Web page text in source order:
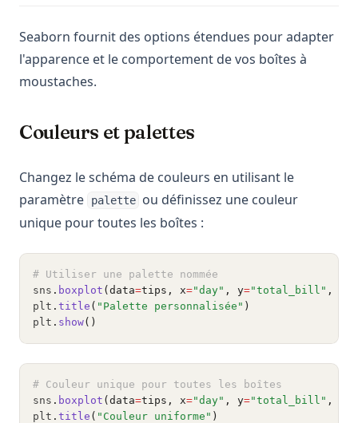
Seaborn fournit des options étendues pour adapter
l'apparence et le comportement de vos boîtes à
moustaches.
Couleurs et palettes
Changez le schéma de couleurs en utilisant le
paramètre
palette ou définissez une couleur
unique pour toutes les boîtes :
# Utiliser une palette nommée
sns . boxplot (data=tips, x="day" , y="total_bill" ,
plt . title ( "Palette personnalisée" )
plt . show()
# Couleur unique pour toutes les boîtes
sns . boxplot (data=tips, x="day" , y="total_bill" ,
plt . title ( "Couleur uniforme" )